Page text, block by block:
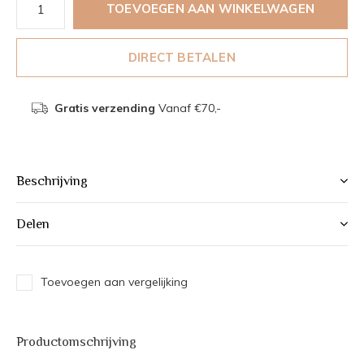
TOEVOEGEN AAN WINKELWAGEN
DIRECT BETALEN
Gratis verzending Vanaf €70,-
Beschrijving
Delen
Toevoegen aan vergelijking
Productomschrijving